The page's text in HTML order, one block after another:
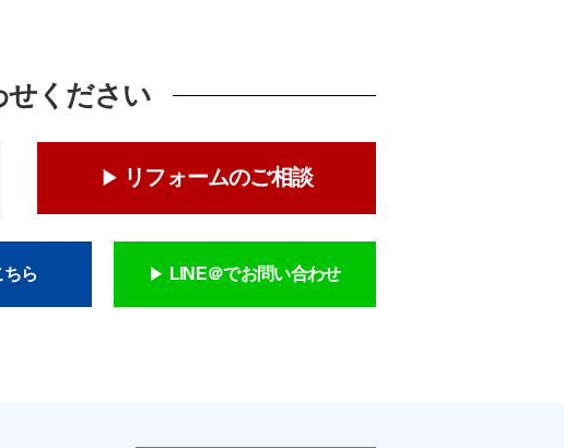
せください
リフォームのご相談
ら LINE＠でお問い合わせ